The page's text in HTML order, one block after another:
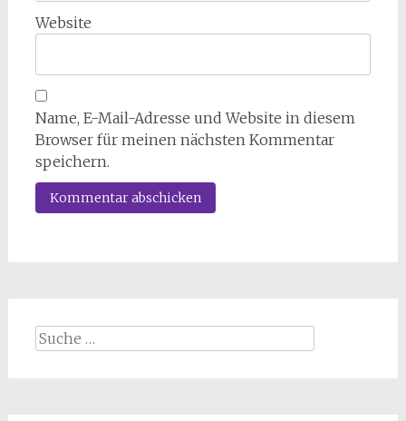
Website
Name, E-Mail-Adresse und Website in diesem
Browser für meinen nächsten Kommentar
speichern.
Suche
nach: